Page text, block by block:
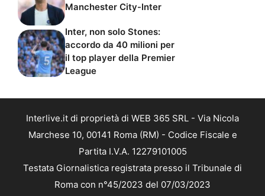
Manchester City-Inter
Inter, non solo Stones:
accordo da 40 milioni per
il top player della Premier
League
Interlive.it di proprietà di WEB 365 SRL - Via Nicola
Marchese 10, 00141 Roma (RM) - Codice Fiscale e
Partita I.V.A. 12279101005
Testata Giornalistica registrata presso il Tribunale di
Roma con n°45/2023 del 07/03/2023